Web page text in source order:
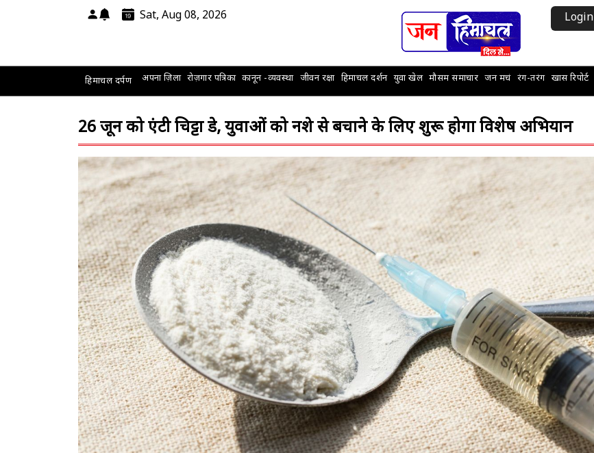
Sat, Aug 08, 2026 Login
हिमाचल दर्पण अपना ज़िला रोज़गार पत्रिका कानून -व्यवस्था जीवन रक्षा हिमाचल दर्शन युवा खेल मौसम समाचार जन मचं रंग-तरंग खास रिपोर्ट
26 जून को एंटी चिट्टा डे, युवाओं को नशे से बचाने के लिए शुरू होगा विशेष अभियान